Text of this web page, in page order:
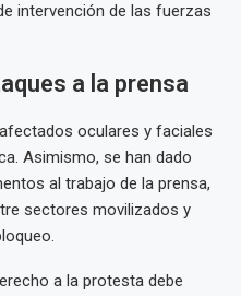
intervención de las fuerzas
a la prensa
oculares y faciales
Asimismo, se han dado
al trabajo de la prensa,
sectores movilizados y
a la protesta debe